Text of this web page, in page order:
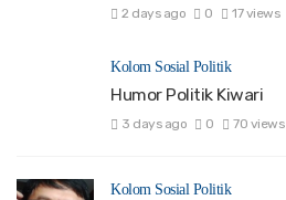
2 days ago 0 17 views
Kolom Sosial Politik
Humor Politik Kiwari
3 days ago 0 70 views
Kolom Sosial Politik